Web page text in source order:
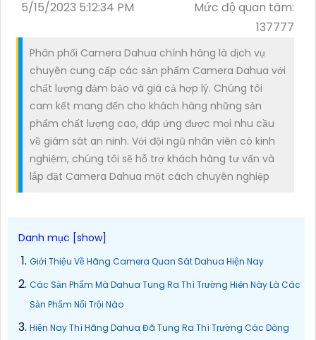
5/15/2023 5:12:34 PM
Mức độ quan tâm:
137777
Phân phối Camera Dahua chính hãng là dịch vụ
chuyên cung cấp các sản phẩm Camera Dahua với
chất lượng đảm bảo và giá cả hợp lý. Chúng tôi
cam kết mang đến cho khách hàng những sản
phẩm chất lượng cao, đáp ứng được mọi nhu cầu
về giám sát an ninh. Với đội ngũ nhân viên có kinh
nghiệm, chúng tôi sẽ hỗ trợ khách hàng tư vấn và
lắp đặt Camera Dahua một cách chuyên nghiệp
Giới Thiệu Về Hãng Camera Quan Sát Dahua Hiện Nay
Các Sản Phẩm Mà Dahua Tung Ra Thì Trường Hiên Này Là Các
Sản Phẩm Nổi Trội Nào
Hiện Nay Thì Hãng Dahua Đã Tung Ra Thì Trường Các Dòng